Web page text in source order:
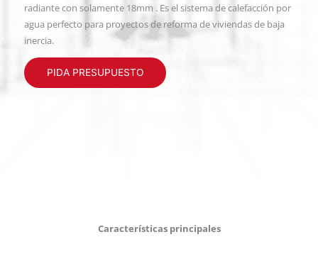
radiante con solamente 18mm . Es el sistema de calefacción por
agua perfecto para proyectos de reforma de viviendas de baja
inercia.
PIDA PRESUPUESTO
Características principales